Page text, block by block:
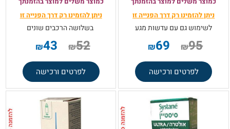
ניתן להזמינו רק דרך הפנייה זו
לשימוש גם עם עדשות מגע
₪95
₪69
לפרטים ורכישה
ניתן להזמינו רק דרך הפנייה זו
בשלושה הרכבים שונים
₪52
₪43
לפרטים ורכישה